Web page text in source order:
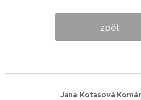
zpět
Jana Kotasová